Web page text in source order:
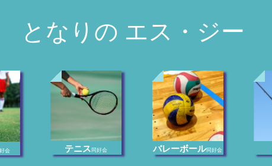
となりの エス・ジー
会 テニス 同好会 バレーボール同好会